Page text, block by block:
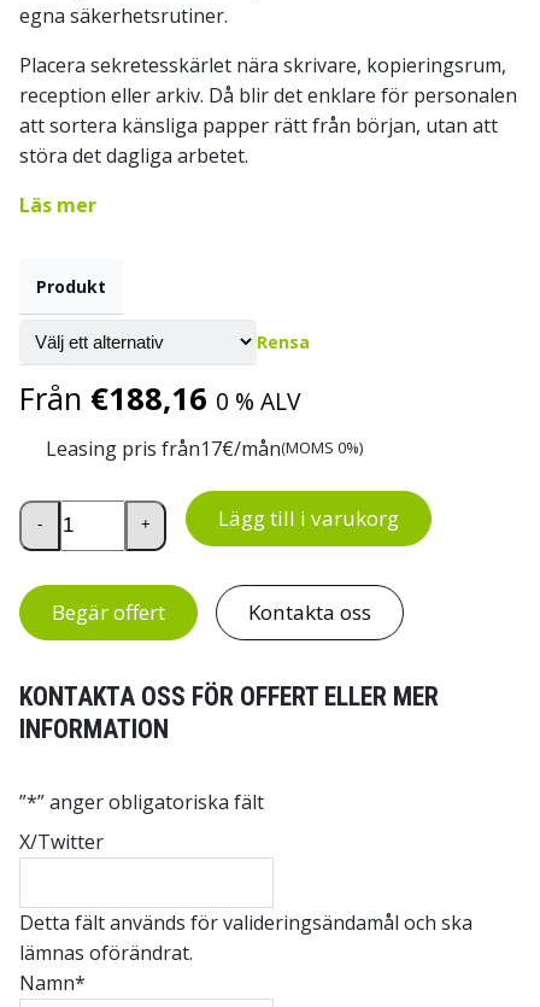
egna säkerhetsrutiner.
Placera sekretesskärlet nära skrivare, kopieringsrum,
reception eller arkiv. Då blir det enklare för personalen
att sortera känsliga papper rätt från början, utan att
störa det dagliga arbetet.
Läs mer
Produkt
Rensa
Från €188,16 0 % ALV
Leasing pris från17€/mån(MOMS 0%)
Låsbart sekretesskärl för papper mängd
- + Lägg till i varukorg
Begär offert Kontakta oss
KONTAKTA OSS FÖR OFFERT ELLER MER
INFORMATION
”*” anger obligatoriska fält
X/Twitter
Detta fält används för valideringsändamål och ska
lämnas oförändrat.
Namn*